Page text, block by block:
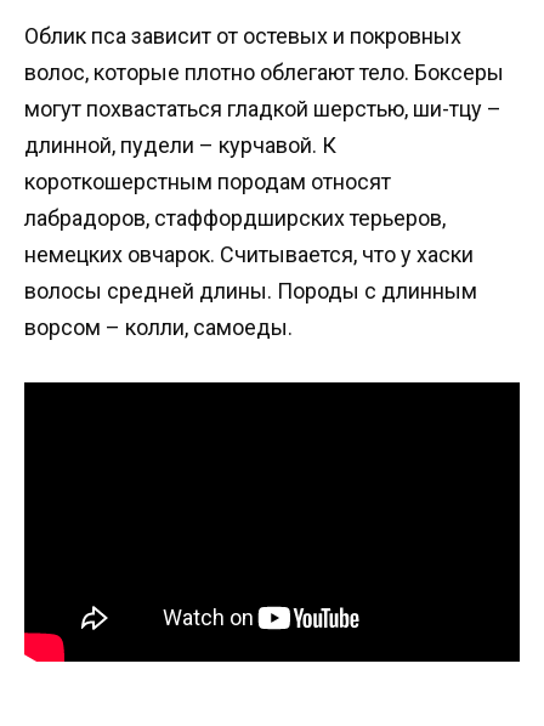
Облик пса зависит от остевых и покровных
волос, которые плотно облегают тело. Боксеры
могут похвастаться гладкой шерстью, ши-тцу –
длинной, пудели – курчавой. К
короткошерстным породам относят
лабрадоров, стаффордширских терьеров,
немецких овчарок. Считывается, что у хаски
волосы средней длины. Породы с длинным
ворсом – колли, самоеды.